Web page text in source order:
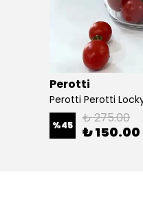
Perotti
%45 ₺ 275.00
₺ 150.00